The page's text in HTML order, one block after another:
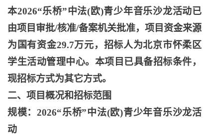
本2026“乐桥”中法(欧)青少年音乐沙龙活动已
由项目审批/核准/备案机关批准，项目资金来源
为国有资金29.7万元，招标人为北京市怀柔区
学生活动管理中心。本项目已具备招标条件，
现招标方式为其它方式。
二、项目概况和招标范围
规模：2026“乐桥”中法(欧)青少年音乐沙龙活
动